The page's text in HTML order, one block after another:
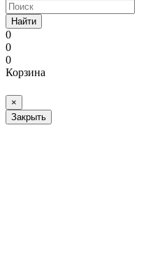
Найти
0
0
0
Корзина
×
Закрыть